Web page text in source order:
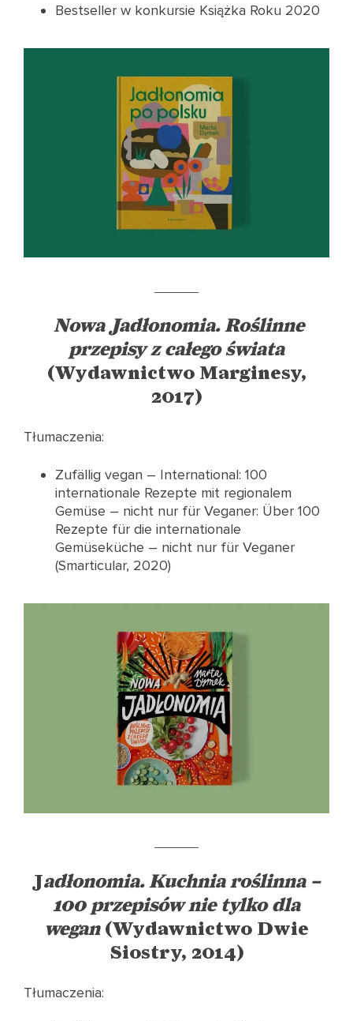
Bestseller w konkursie Książka Roku 2020
Nowa Jadłonomia. Roślinne
przepisy z całego świata
(Wydawnictwo Marginesy,
2017)
Tłumaczenia:
Zufällig vegan – International: 100
internationale Rezepte mit regionalem
Gemüse – nicht nur für Veganer: Über 100
Rezepte für die internationale
Gemüseküche – nicht nur für Veganer
(Smarticular, 2020)
Jadłonomia. Kuchnia roślinna –
100 przepisów nie tylko dla
wegan (Wydawnictwo Dwie
Siostry, 2014)
Tłumaczenia: